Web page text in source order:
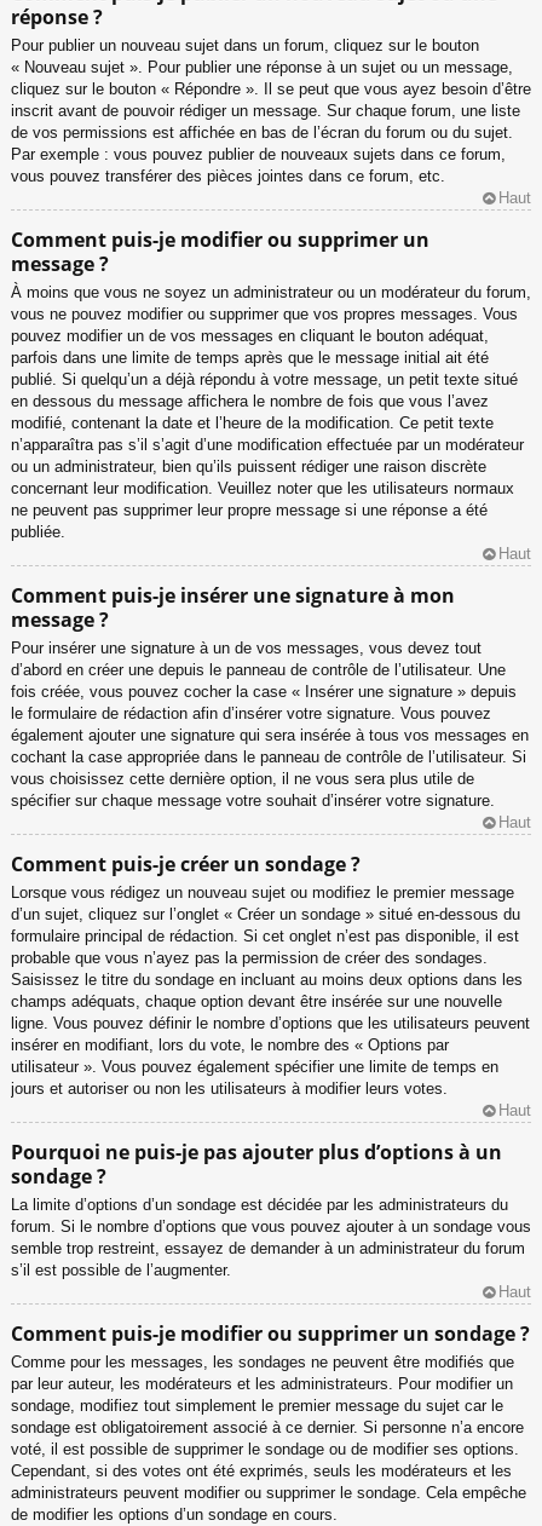
réponse ?
Pour publier un nouveau sujet dans un forum, cliquez sur le bouton
« Nouveau sujet ». Pour publier une réponse à un sujet ou un message,
cliquez sur le bouton « Répondre ». Il se peut que vous ayez besoin d’être
inscrit avant de pouvoir rédiger un message. Sur chaque forum, une liste
de vos permissions est affichée en bas de l’écran du forum ou du sujet.
Par exemple : vous pouvez publier de nouveaux sujets dans ce forum,
vous pouvez transférer des pièces jointes dans ce forum, etc.
Haut
Comment puis-je modifier ou supprimer un
message ?
À moins que vous ne soyez un administrateur ou un modérateur du forum,
vous ne pouvez modifier ou supprimer que vos propres messages. Vous
pouvez modifier un de vos messages en cliquant le bouton adéquat,
parfois dans une limite de temps après que le message initial ait été
publié. Si quelqu’un a déjà répondu à votre message, un petit texte situé
en dessous du message affichera le nombre de fois que vous l’avez
modifié, contenant la date et l’heure de la modification. Ce petit texte
n’apparaîtra pas s’il s’agit d’une modification effectuée par un modérateur
ou un administrateur, bien qu’ils puissent rédiger une raison discrète
concernant leur modification. Veuillez noter que les utilisateurs normaux
ne peuvent pas supprimer leur propre message si une réponse a été
publiée.
Haut
Comment puis-je insérer une signature à mon
message ?
Pour insérer une signature à un de vos messages, vous devez tout
d’abord en créer une depuis le panneau de contrôle de l’utilisateur. Une
fois créée, vous pouvez cocher la case « Insérer une signature » depuis
le formulaire de rédaction afin d’insérer votre signature. Vous pouvez
également ajouter une signature qui sera insérée à tous vos messages en
cochant la case appropriée dans le panneau de contrôle de l’utilisateur. Si
vous choisissez cette dernière option, il ne vous sera plus utile de
spécifier sur chaque message votre souhait d’insérer votre signature.
Haut
Comment puis-je créer un sondage ?
Lorsque vous rédigez un nouveau sujet ou modifiez le premier message
d’un sujet, cliquez sur l’onglet « Créer un sondage » situé en-dessous du
formulaire principal de rédaction. Si cet onglet n’est pas disponible, il est
probable que vous n’ayez pas la permission de créer des sondages.
Saisissez le titre du sondage en incluant au moins deux options dans les
champs adéquats, chaque option devant être insérée sur une nouvelle
ligne. Vous pouvez définir le nombre d’options que les utilisateurs peuvent
insérer en modifiant, lors du vote, le nombre des « Options par
utilisateur ». Vous pouvez également spécifier une limite de temps en
jours et autoriser ou non les utilisateurs à modifier leurs votes.
Haut
Pourquoi ne puis-je pas ajouter plus d’options à un
sondage ?
La limite d’options d’un sondage est décidée par les administrateurs du
forum. Si le nombre d’options que vous pouvez ajouter à un sondage vous
semble trop restreint, essayez de demander à un administrateur du forum
s’il est possible de l’augmenter.
Haut
Comment puis-je modifier ou supprimer un sondage ?
Comme pour les messages, les sondages ne peuvent être modifiés que
par leur auteur, les modérateurs et les administrateurs. Pour modifier un
sondage, modifiez tout simplement le premier message du sujet car le
sondage est obligatoirement associé à ce dernier. Si personne n’a encore
voté, il est possible de supprimer le sondage ou de modifier ses options.
Cependant, si des votes ont été exprimés, seuls les modérateurs et les
administrateurs peuvent modifier ou supprimer le sondage. Cela empêche
de modifier les options d’un sondage en cours.